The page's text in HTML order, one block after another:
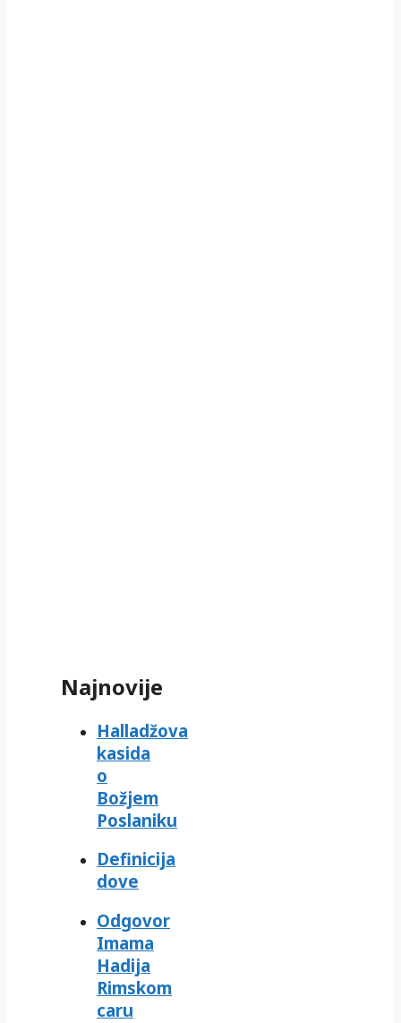
Najnovije
Halladžova
kasida
o
Božjem
Poslaniku
Definicija
dove
Odgovor
Imama
Hadija
Rimskom
caru